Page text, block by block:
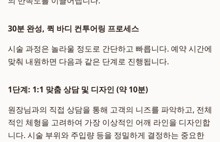
30분 완성, 퀵 바디 컨투어링 프로세스
시술 과정은 놀라울 정도로 간단하고 빠릅니다. 예약 시간에
맞춰 내원하면 다음과 같은 단계로 진행됩니다.
1단계: 1:1 맞춤 상담 및 디자인 (약 10분)
원장님과의 직접 상담을 통해 고객의 니즈를 파악하고, 전체
적인 체형을 고려하여 가장 이상적인 어깨 라인을 디자인합
니다. 시술 부위와 주입량 등을 정밀하게 결정하는 중요한